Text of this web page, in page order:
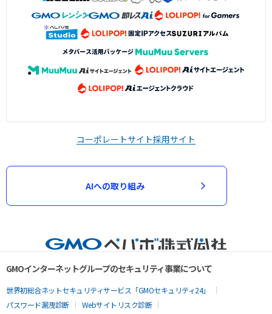
コーポレートサイト採用サイト
AIへの取り組み
GMOインターネットグループのセキュリティ事業について
世界初総合ネットセキュリティサービス「GMOセキュリティ24」
パスワード漏洩診断
Webサイトリスク診断